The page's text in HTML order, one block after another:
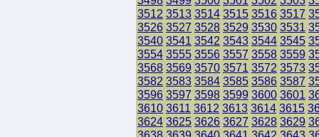
3512 3513 3514 3515 3516 3517
3526 3527 3528 3529 3530 3531
3540 3541 3542 3543 3544 3545
3554 3555 3556 3557 3558 3559
3568 3569 3570 3571 3572 3573
3582 3583 3584 3585 3586 3587
3596 3597 3598 3599 3600 3601
3610 3611 3612 3613 3614 3615
3624 3625 3626 3627 3628 3629